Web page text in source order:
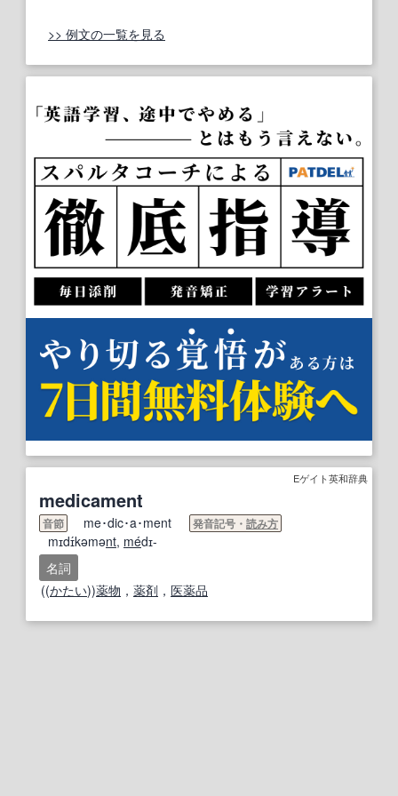
>> 例文の一覧を見る
Eゲイト英和辞典
medicament
音節 me･dic･a･ment 発音記号・ 読み方
mɪdɪ́kəmənt, médɪ-
名詞
((かたい))薬物 ， 薬剤 ， 医薬品